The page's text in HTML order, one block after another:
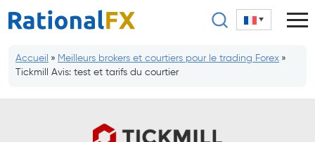
Aller
au
Accueil » Meilleurs brokers et courtiers pour le trading Forex »
Tickmill Avis: test et tarifs du courtier